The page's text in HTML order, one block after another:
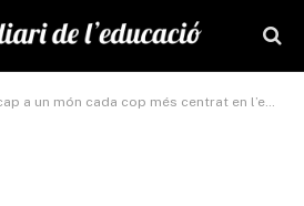
cop més centrat en l’eficiència tecnocràtica i més orfe de valors”